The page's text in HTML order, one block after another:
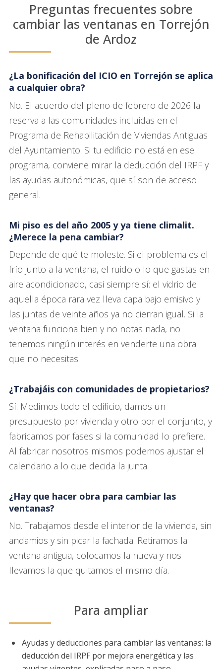
Preguntas frecuentes sobre
cambiar las ventanas en Torrejón
de Ardoz
¿La bonificación del ICIO en Torrejón se aplica
a cualquier obra?
No. El acuerdo del pleno de febrero de 2026 la
reserva a las comunidades incluidas en el
Programa de Rehabilitación de Viviendas Antiguas
del Ayuntamiento. Si tu edificio no está en ese
programa, conviene mirar la deducción del IRPF y
las ayudas autonómicas, que sí son de acceso
general.
Mi piso es del año 2005 y ya tiene climalit.
¿Merece la pena cambiar?
Depende de qué te moleste. Si el problema es el
frío junto a la ventana, el ruido o lo que gastas en
aire acondicionado, casi siempre sí: el vidrio de
aquella época rara vez lleva capa bajo emisivo y
las juntas de veinte años ya no cierran igual. Si la
ventana funciona bien y no notas nada, no
tenemos ningún interés en venderte una obra
que no necesitas.
¿Trabajáis con comunidades de propietarios?
Sí. Medimos todo el edificio, damos un
presupuesto por vivienda y otro por el conjunto, y
fabricamos por fases si la comunidad lo prefiere.
Al fabricar nosotros mismos podemos ajustar el
calendario a lo que decida la junta.
¿Hay que hacer obra para cambiar las
ventanas?
No. Trabajamos desde el interior de la vivienda, sin
andamios y sin picar la fachada. Retiramos la
ventana antigua, colocamos la nueva y nos
llevamos la que quitamos el mismo día.
Para ampliar
Ayudas y deducciones para cambiar las ventanas: la
deducción del IRPF por mejora energética y las